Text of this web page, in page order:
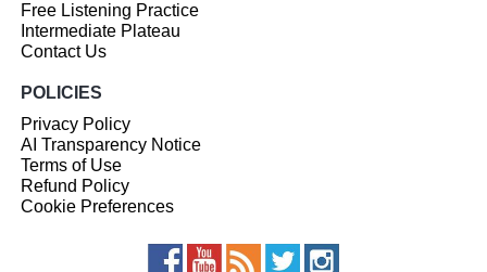
Free Listening Practice
Intermediate Plateau
Contact Us
POLICIES
Privacy Policy
AI Transparency Notice
Terms of Use
Refund Policy
Cookie Preferences